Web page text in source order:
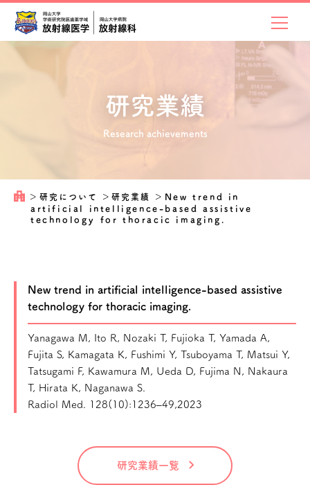
研究業績
Research achievements
＞ 研究について ＞研究業績 ＞ New trend in
artificial intelligence-based assistive
technology for thoracic imaging.
New trend in artificial intelligence-based assistive
technology for thoracic imaging.
Yanagawa M, Ito R, Nozaki T, Fujioka T, Yamada A,
Fujita S, Kamagata K, Fushimi Y, Tsuboyama T, Matsui Y,
Tatsugami F, Kawamura M, Ueda D, Fujima N, Nakaura
T, Hirata K, Naganawa S.
Radiol Med. 128(10):1236–49,2023
研究業績一覧